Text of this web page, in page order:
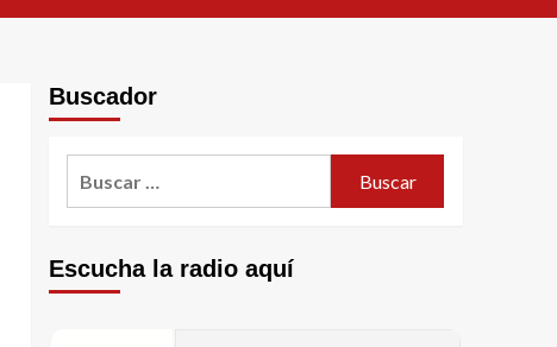
Buscador
Escucha la radio aquí